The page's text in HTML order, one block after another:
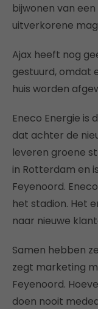
bijwonen van
uitverkorene
Ajax heeft nog
gestuurd, omdat
huis worden
Eneco Energie is
dat achter de
leveren groene
in Rotterdam en
Feyenoord.
het stadion. Het
naar nieuwe
Samen hebben
zegt marketing
Feyenoord.
doen nooit